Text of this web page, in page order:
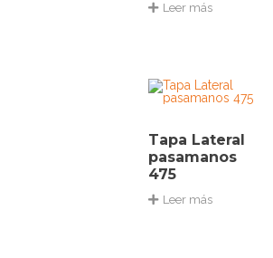
Leer más
Tapa Lateral
pasamanos
475
Leer más